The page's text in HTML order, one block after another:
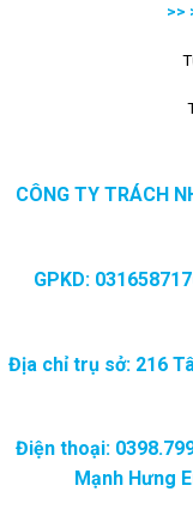
>>
CÔNG TY TRÁCH
GPKD:
Địa chỉ trụ sở: 216
Điện thoại:
Mạnh Hưng